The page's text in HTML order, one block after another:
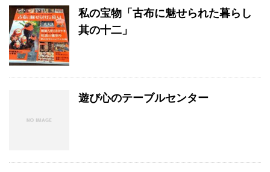
私の宝物「古布に魅せられた暮らし
其の十二」
遊び心のテーブルセンター